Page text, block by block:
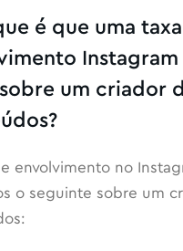
é que uma
um criador
envolvimento no
o seguinte sobre um